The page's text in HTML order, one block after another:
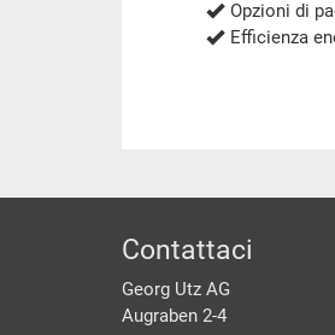
Opzioni di
Efficienza
piè di
Contattaci
Georg Utz AG
Augraben 2-4